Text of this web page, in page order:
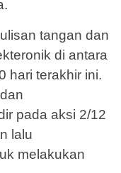
tangan dan
di antara
hari terakhir ini.
pada aksi 2/12
lalu
melakukan